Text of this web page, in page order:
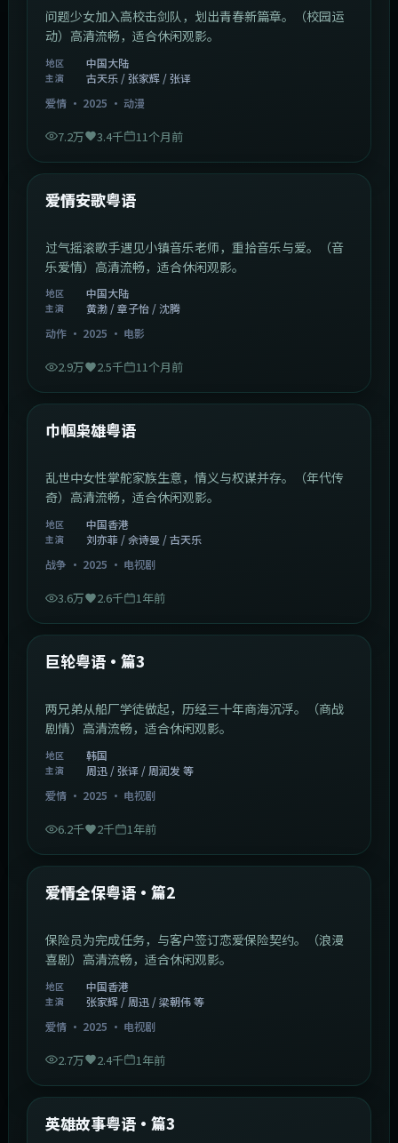
问题少女加入高校击剑队，划出青春新篇章。（校园运
动）高清流畅，适合休闲观影。
地区 中国大陆
主演
古天乐 / 张家辉 / 张译
爱情· 2025 · 动漫
7.2万 3.4千 11个月前
最新
爱情安歌粤语
过气摇滚歌手遇见小镇音乐老师，重拾音乐与爱。（音
乐爱情）高清流畅，适合休闲观影。
地区 中国大陆
主演
黄渤 / 章子怡 / 沈腾
动作· 2025 · 电影
2.9万 2.5千 11个月前
最新
巾帼枭雄粤语
乱世中女性掌舵家族生意，情义与权谋并存。（年代传
奇）高清流畅，适合休闲观影。
地区 中国香港
主演
刘亦菲 / 佘诗曼 / 古天乐
战争 · 2025 · 电视剧
3.6万 2.6千 1年前
最新
巨轮粤语·篇3
两兄弟从船厂学徒做起，历经三十年商海沉浮。（商战
剧情）高清流畅，适合休闲观影。
地区 韩国
主演
周迅 / 张译 / 周润发 等
爱情· 2025 · 电视剧
6.2千 2千 1年前
最新
爱情全保粤语·篇2
保险员为完成任务，与客户签订恋爱保险契约。（浪漫
喜剧）高清流畅，适合休闲观影。
地区 中国香港
主演
张家辉 / 周迅 / 梁朝伟 等
爱情· 2025 · 电视剧
2.7万 2.4千 1年前
最新
英雄故事粤语·篇3